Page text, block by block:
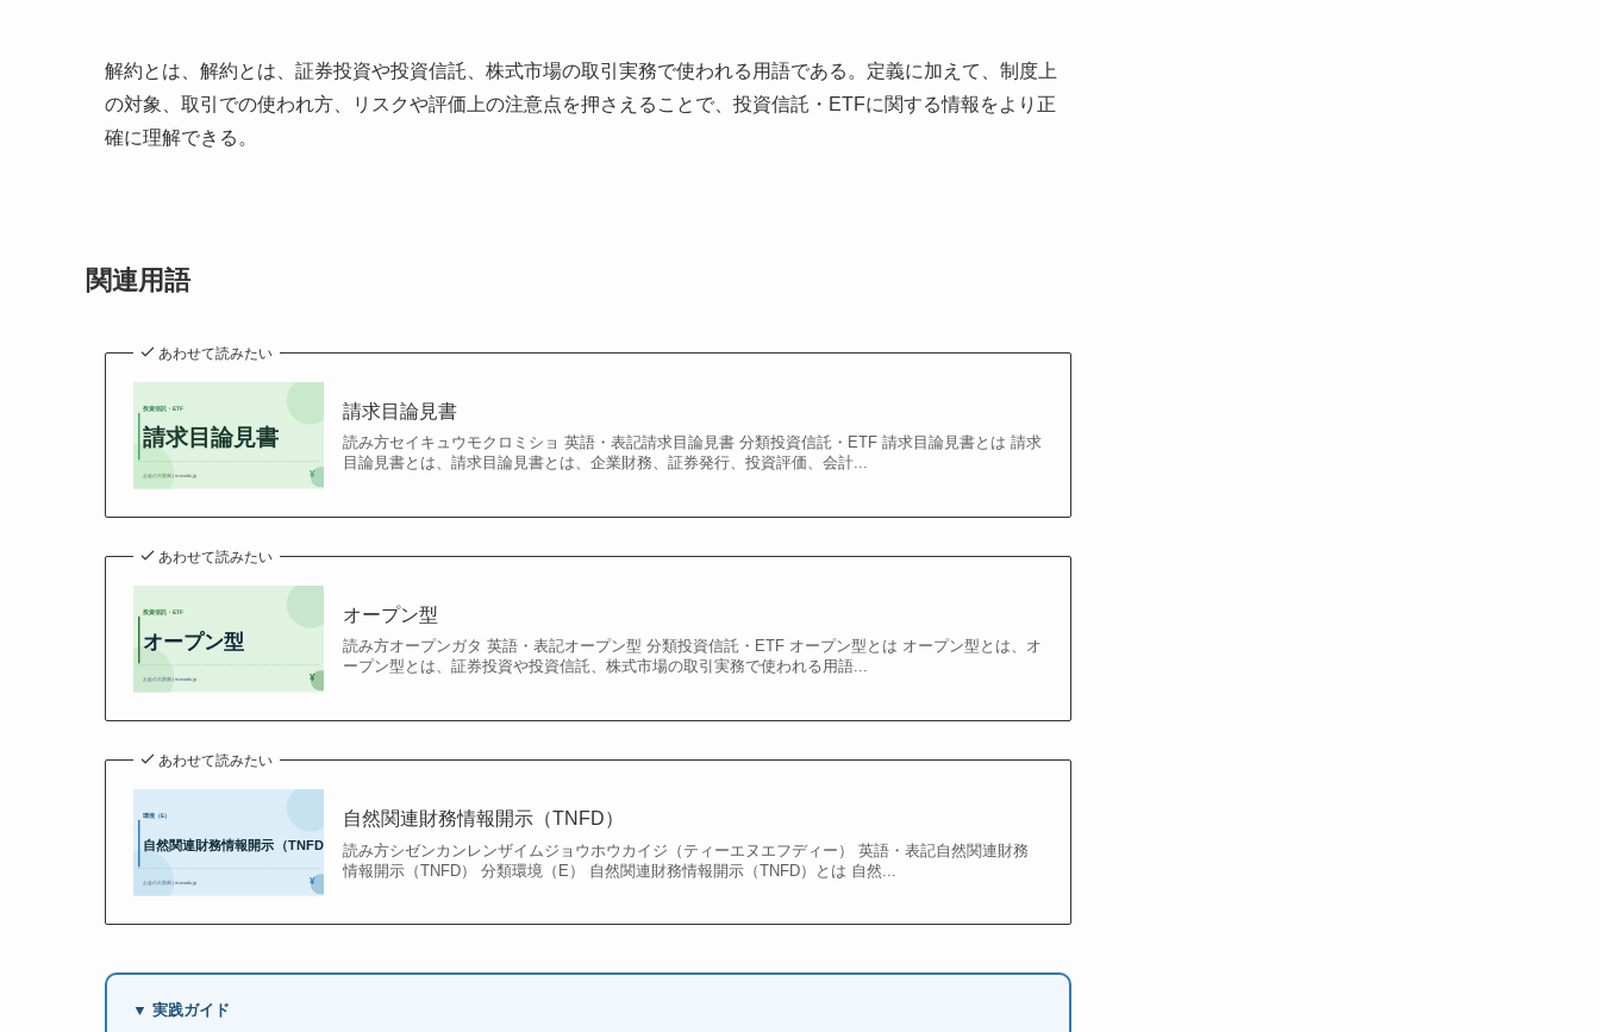
解約とは、解約とは、証券投資や投資信託、株式市場の取引実務で使われる用語である。定義に加えて、制度上
の対象、取引での使われ方、リスクや評価上の注意点を押さえることで、投資信託・ETFに関する情報をより正
確に理解できる。
関連用語
あわせて読みたい
請求目論見書
読み方セイキュウモクロミショ 英語・表記請求目論見書 分類投資信託・ETF 請求目論見書とは 請求
目論見書とは、請求目論見書とは、企業財務、証券発行、投資評価、会計...
あわせて読みたい
オープン型
読み方オープンガタ 英語・表記オープン型 分類投資信託・ETF オープン型とは オープン型とは、オ
ープン型とは、証券投資や投資信託、株式市場の取引実務で使われる用語...
あわせて読みたい
自然関連財務情報開示（TNFD）
読み方シゼンカンレンザイムジョウホウカイジ（ティーエヌエフディー） 英語・表記自然関連財務
情報開示（TNFD） 分類環境（E） 自然関連財務情報開示（TNFD）とは 自然...
▼ 実践ガイド